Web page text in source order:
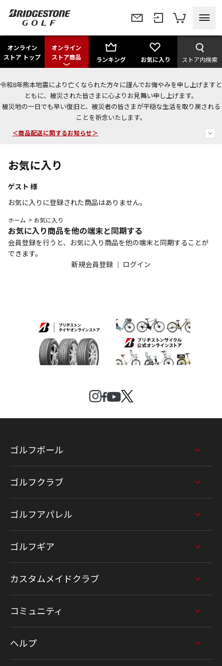
オンライン
ストア トップ
オンライン
ストア商品
ランキング お気に入り ストア内検索
令和8年熊本地震により亡くなられた方々に謹んでお悔やみを申し上げますと
ともに、被災された皆さまに心よりお見舞い申し上げます。
被災地の一日でも早い復旧と、被災者の皆さまが平穏な生活を取り戻される
ことを祈念いたします。
＜夏季休暇中のご注文・発送・お問い合わせ＞
今なら新規会員登録で1,000円OFFクーポンプレゼント！
＜商品配送に関するお知らせ＞
お気に入り
ゲスト 様
お気に入りに登録された商品はありません。
ホーム > お気に入り
お気に入り商品を他の端末と同期する
会員登録を行うと、お気に入り商品を他の端末と同期することが
できます。
新規会員登録 ｜ ログイン
ゴルフボール
ゴルフクラブ
ゴルフアパレル
ゴルフギア
カスタムメイドクラブ
コミュニティ
ヘルプ